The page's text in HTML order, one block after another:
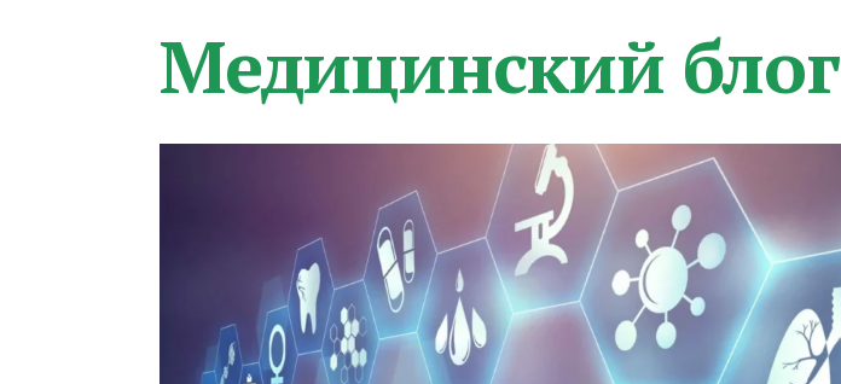
Медицинский блог